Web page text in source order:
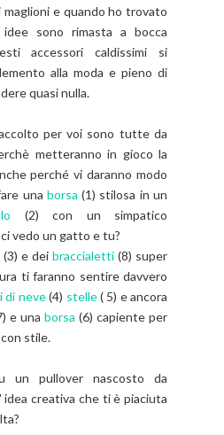
maglioni e quando ho trovato
sono rimasta a bocca
accessori caldissimi si
alla moda e pieno di
quasi nulla.
per voi sono tutte da
metteranno in gioco la
perché vi daranno modo
una borsa (1) stilosa in un
(2) con un simpatico
vedo un gatto e tu?
(3) e dei braccialetti(8) super
ti faranno sentire davvero
di neve(4) stelle(5) e ancora
e una borsa (6) capiente per
stile.
pullover nascosto da
creativa che ti è piaciuta